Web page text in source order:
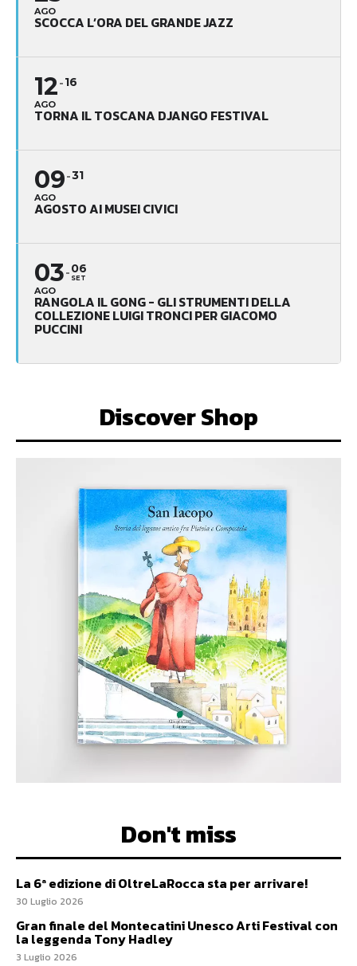
AGO
SCOCCA L’ORA DEL GRANDE JAZZ
12
AGO
16
TORNA IL TOSCANA DJANGO FESTIVAL
09
AGO
31
AGOSTO AI MUSEI CIVICI
03
AGO
06
SET
RANGOLA IL GONG - GLI STRUMENTI DELLA
COLLEZIONE LUIGI TRONCI PER GIACOMO
PUCCINI
Discover Shop
Don't miss
La 6ª edizione di OltreLaRocca sta per arrivare!
30 Luglio 2026
Gran finale del Montecatini Unesco Arti Festival con
la leggenda Tony Hadley
3 Luglio 2026